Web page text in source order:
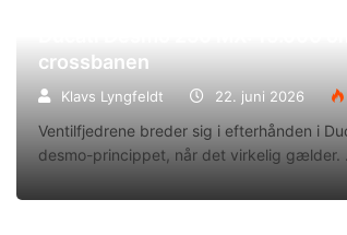
crossbanen
Klavs Lyngfeldt 22. juni 2026
Ventilfjedrene breder sig i efterhånden i
desmo-princippet, når det virkelig gælder.